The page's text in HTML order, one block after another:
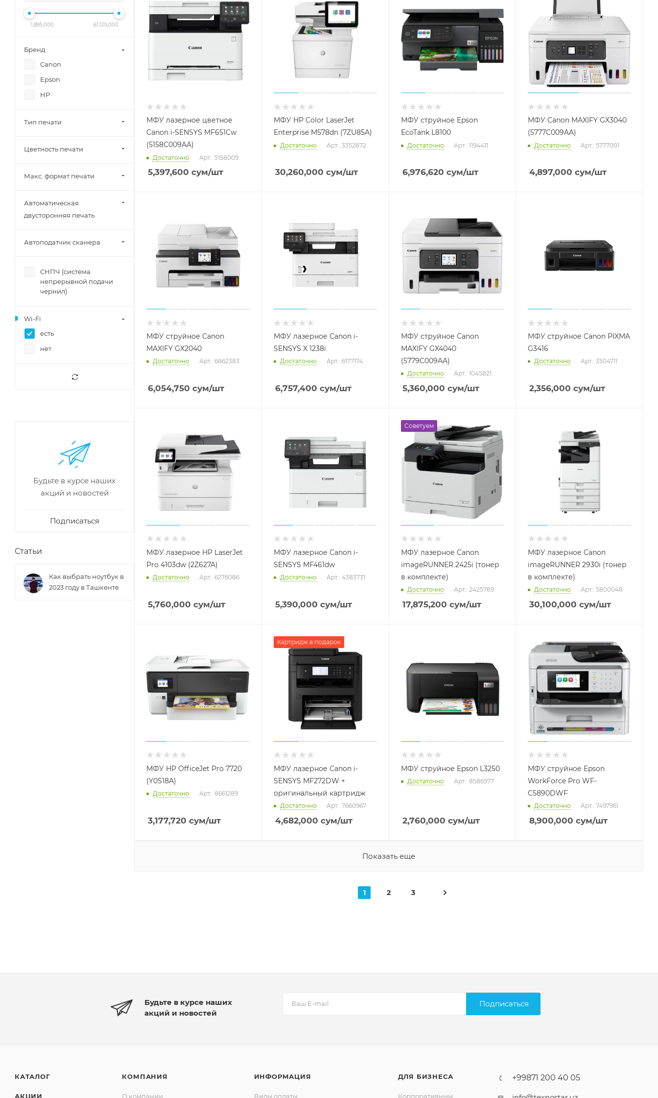
МФУ лазерное цветное
Canon i-SENSYS MF651Cw
(5158C009AA)
Достаточно Арт.: 5158009
5,397,600 сум/шт
МФУ HP Color LaserJet
Enterprise M578dn (7ZU85A)
Достаточно Арт.: 3352872
30,260,000 сум/шт
МФУ струйное Epson
EcoTank L8100
Достаточно Арт.: 1194411
6,976,620 сум/шт
МФУ Canon MAXIFY GX3040
(5777C009AA)
Достаточно Арт.: 5777001
4,897,000 сум/шт
МФУ струйное Canon
MAXIFY GX2040
Достаточно Арт.: 6862383
6,054,750 сум/шт
МФУ лазерное Canon i-
SENSYS X 1238i
Достаточно Арт.: 6177174
6,757,400 сум/шт
МФУ струйное Canon
MAXIFY GX4040
(5779C009AA)
Достаточно Арт.: 1045821
5,360,000 сум/шт
МФУ струйное Canon PIXMA
G3416
Достаточно Арт.: 3504711
2,356,000 сум/шт
МФУ лазерное HP LaserJet
Pro 4103dw (2Z627A)
Достаточно Арт.: 6276086
5,760,000 сум/шт
МФУ лазерное Canon i-
SENSYS MF461dw
Достаточно Арт.: 4383731
5,390,000 сум/шт
Советуем
МФУ лазерное Canon
imageRUNNER 2425i (тонер
в комплекте)
Достаточно Арт.: 2425789
17,875,200 сум/шт
МФУ лазерное Canon
imageRUNNER 2930i (тонер
в комплекте)
Достаточно Арт.: 5800048
30,100,000 сум/шт
МФУ HP OfficeJet Pro 7720
(Y0S18A)
Достаточно Арт.: 8661289
3,177,720 сум/шт
Картридж в подарок
МФУ лазерное Canon i-
SENSYS MF272DW +
оригинальный картридж
Достаточно Арт.: 7660967
4,682,000 сум/шт
МФУ струйное Epson L3250
Достаточно Арт.: 8586977
2,760,000 сум/шт
МФУ струйное Epson
WorkForce Pro WF-
C5890DWF
Достаточно Арт.: 7497961
8,900,000 сум/шт
Показать еще
1 2 3
1,895,000 61,125,000
Бренд
Canon
Epson
HP
Тип печати
Цветность печати
Макс. формат печати
Автоматическая
двусторонняя печать
Автоподатчик сканера
СНПЧ (система
непрерывной подачи
чернил)
Wi-Fi
есть
нет
Будьте в курсе наших
акций и новостей
Подписаться
Статьи
Как выбрать ноутбук в
2023 году в Ташкенте
Будьте в курсе наших
акций и новостей
Подписаться
КАТАЛОГ
АКЦИИ
КОМПАНИЯ
О компании
ИНФОРМАЦИЯ
Виды оплаты
ДЛЯ БИЗНЕСА
Корпоративным
+99871 200 40 05